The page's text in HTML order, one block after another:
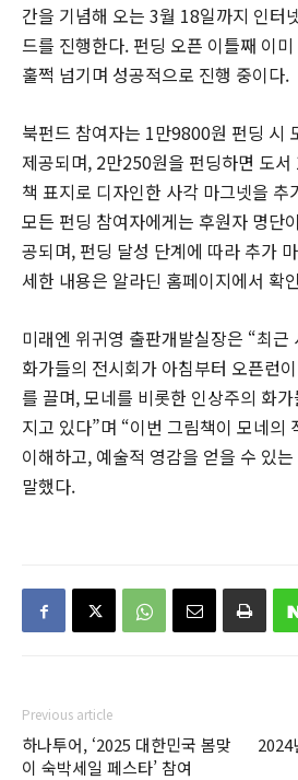
간을 기념해 오는 3월 18일까지 인터
드를 진행한다. 펀딩 오픈 이틀째 이
훌쩍 넘기며 성공적으로 진행 중이다.
북펀드 참여자는 1만9800원 펀딩 시
제공되며, 2만250원을 펀딩하면 도
책 표지로 디자인한 사각 마그넷을 추
모든 펀딩 참여자에게는 후원자 명단
공되며, 펀딩 달성 단계에 따라 추가
세한 내용은 알라딘 홈페이지에서 확
미래엔 위귀영 출판개발실장은 “최근
화가들의 전시회가 아침부터 오픈런
를 끌며, 모네를 비롯한 인상주의 화
지고 있다”며 “이번 그림책이 모네의
이해하고, 예술적 영감을 얻을 수 있
말했다.
Previous article
하나투어, ‘2025 대한민국 봄맞
이 숙박세일 페스타’ 참여
2024